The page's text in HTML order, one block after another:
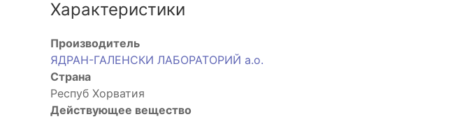
Характеристики
Производитель
ЯДРАН-ГАЛЕНСКИ ЛАБОРАТОРИЙ а.о.
Страна
Респуб Хорватия
Действующее вещество